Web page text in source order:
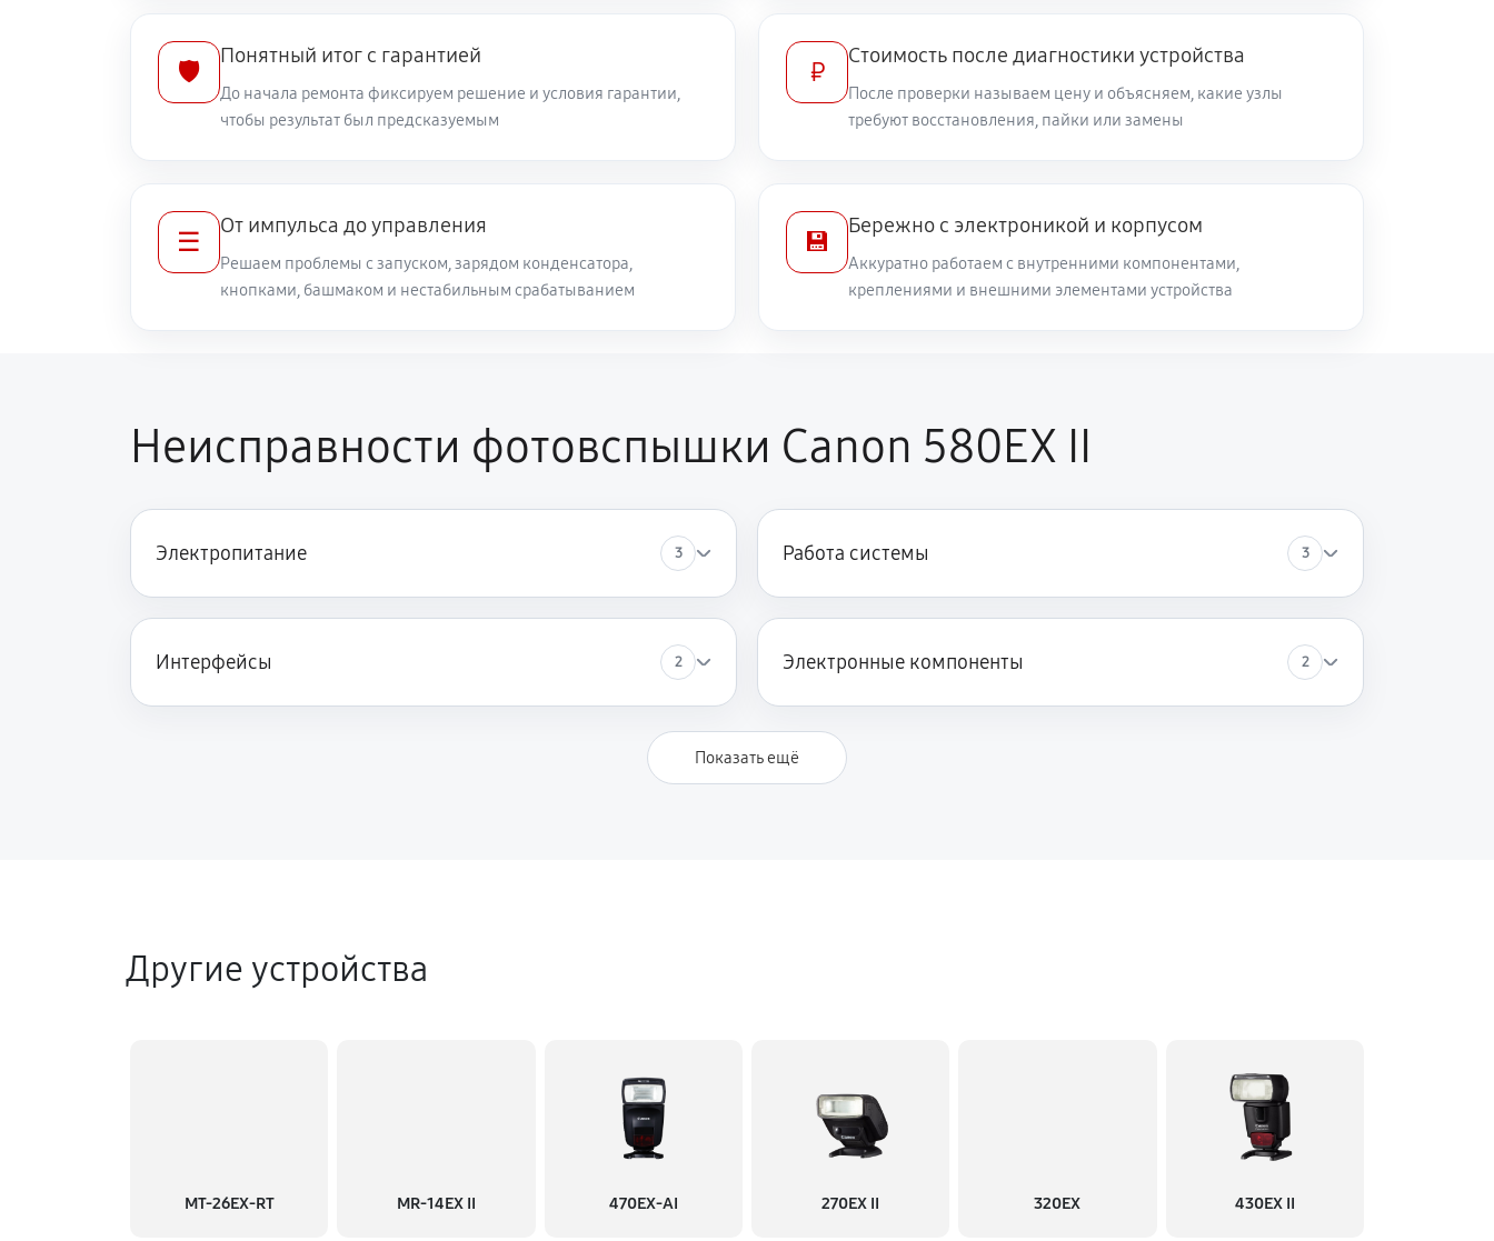
🛡️
Понятный итог с гарантией
До начала ремонта фиксируем решение и условия гарантии,
чтобы результат был предсказуемым
₽
Стоимость после диагностики устройства
После проверки называем цену и объясняем, какие узлы
требуют восстановления, пайки или замены
☰
От импульса до управления
Решаем проблемы с запуском, зарядом конденсатора,
кнопками, башмаком и нестабильным срабатыванием
💾
Бережно с электроникой и корпусом
Аккуратно работаем с внутренними компонентами,
креплениями и внешними элементами устройства
Неисправности фотовспышки Canon 580EX II
Электропитание 3 Работа системы 3
Интерфейсы 2 Электронные компоненты 2
Показать ещё
Другие устройства
MT-26EX-RT MR-14EX II 470EX-AI 270EX II 320EX 430EX II